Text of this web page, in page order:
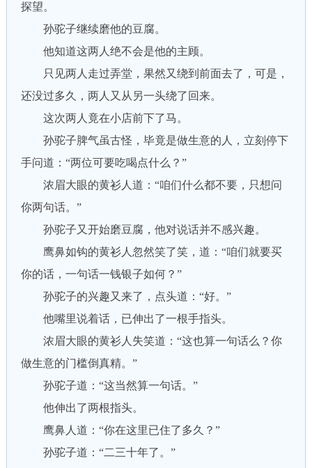
探望。
孙驼子继续磨他的豆腐。
他知道这两人绝不会是他的主顾。
只见两人走过弄堂，果然又绕到前面去了，可是，
还没过多久，两人又从另一头绕了回来。
这次两人竟在小店前下了马。
孙驼子脾气虽古怪，毕竟是做生意的人，立刻停下
手问道：“两位可要吃喝点什么？”
浓眉大眼的黄衫人道：“咱们什么都不要，只想问
你两句话。”
孙驼子又开始磨豆腐，他对说话并不感兴趣。
鹰鼻如钩的黄衫人忽然笑了笑，道：“咱们就要买
你的话，一句话一钱银子如何？”
孙驼子的兴趣又来了，点头道：“好。”
他嘴里说着话，已伸出了一根手指头。
浓眉大眼的黄衫人失笑道：“这也算一句话么？你
做生意的门槛倒真精。”
孙驼子道：“这当然算一句话。”
他伸出了两根指头。
鹰鼻人道：“你在这里已住了多久？”
孙驼子道：“二三十年了。”